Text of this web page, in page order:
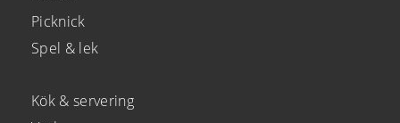
Picknick
Spel & lek
Kök & servering